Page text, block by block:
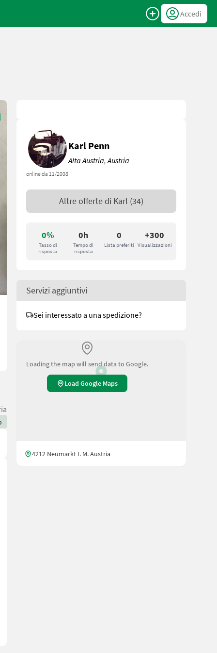
Accedi
0%
Tasso di
risposta
0h
Tempo di
risposta
0
Lista preferiti
+300
Visualizzazioni
online da 11/2008
Karl Penn
Alta Austria, Austria
Altre offerte di Karl (34)
Servizi aggiuntivi
Sei interessato a una spedizione?
Loading the map will send data to Google.
Load Google Maps
4212 Neumarkt I. M. Austria